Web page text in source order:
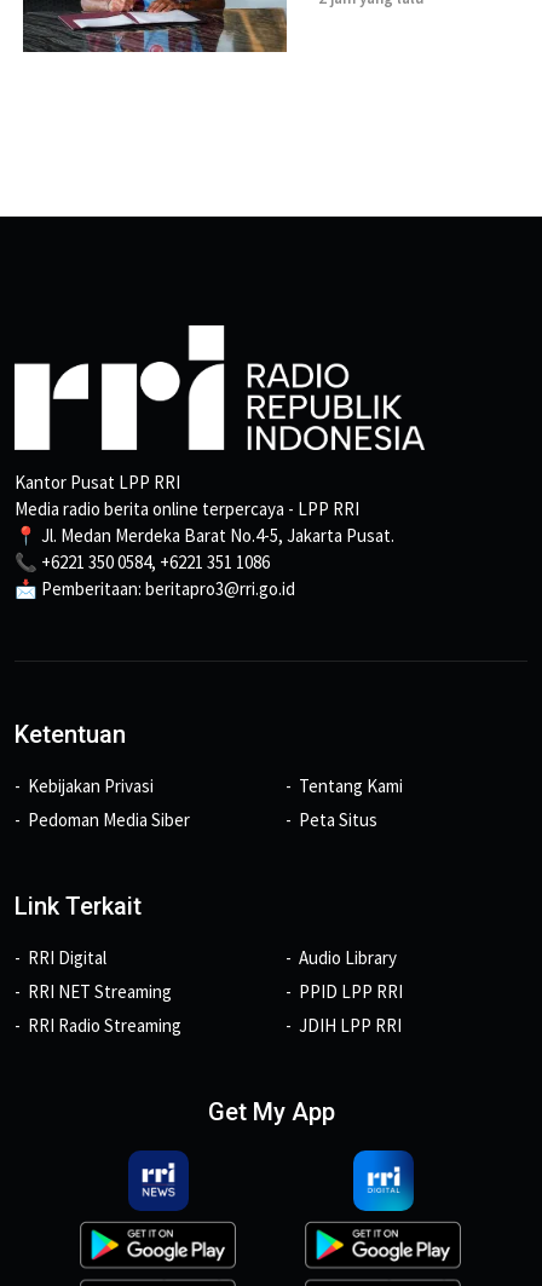
Kantor Pusat LPP RRI
Media radio berita online terpercaya - LPP RRI
📍 Jl. Medan Merdeka Barat No.4-5, Jakarta Pusat.
📞 +6221 350 0584, +6221 351 1086
📩 Pemberitaan: beritapro3@rri.go.id
Ketentuan
Kebijakan Privasi
Pedoman Media Siber
Tentang Kami
Peta Situs
Link Terkait
RRI Digital
RRI NET Streaming
RRI Radio Streaming
Audio Library
PPID LPP RRI
JDIH LPP RRI
Get My App